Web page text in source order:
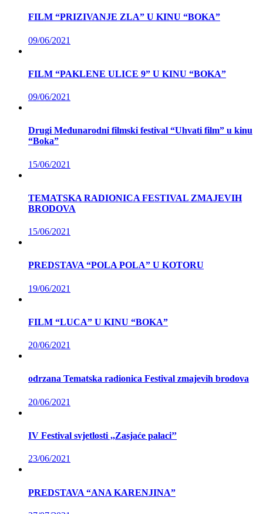
FILM “PRIZIVANJE ZLA” U KINU “BOKA”
09/06/2021
FILM “PAKLENE ULICE 9” U KINU “BOKA”
09/06/2021
Drugi Međunarodni filmski festival “Uhvati film” u kinu
“Boka”
15/06/2021
TEMATSKA RADIONICA FESTIVAL ZMAJEVIH
BRODOVA
15/06/2021
PREDSTAVA “POLA POLA” U KOTORU
19/06/2021
FILM “LUCA” U KINU “BOKA”
20/06/2021
odrzana Tematska radionica Festival zmajevih brodova
20/06/2021
IV Festival svjetlosti ,,Zasjaće palaci’’
23/06/2021
PREDSTAVA “ANA KARENJINA”